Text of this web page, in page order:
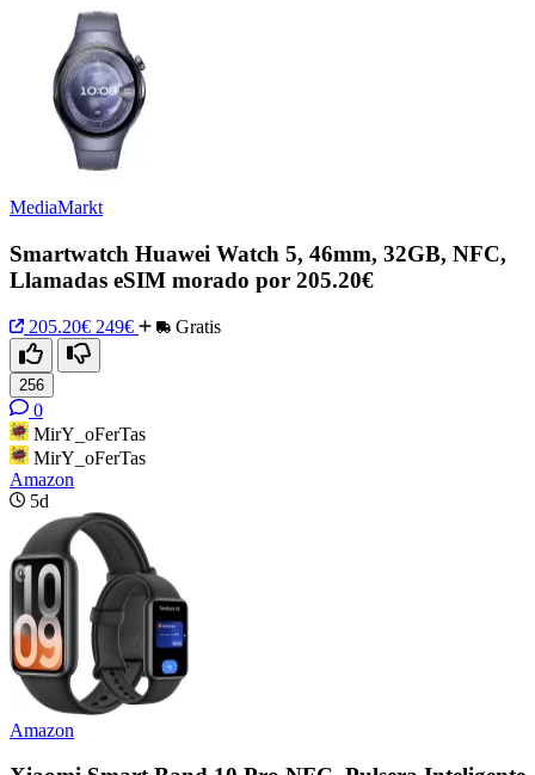
MediaMarkt
Smartwatch Huawei Watch 5, 46mm, 32GB, NFC,
Llamadas eSIM morado por 205.20€
205.20€ 249€ Gratis
256
0
MirY_oFerTas
MirY_oFerTas
Amazon
5d
Amazon